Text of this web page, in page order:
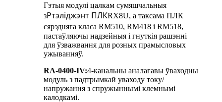
Гэтыя модулі цалкам сумяшчальныя
зРтэліджэнт ПЛКRX8U, а таксама ПЛК
сярэдняга класа RM510, RM418 і RM518,
пастаўляючы надзейныя і гнуткія рашэнні
для ўзважвання для розных прамысловых
ужыванняў.
RA-0400-IV:4-канальны аналагавы ўваходны
модуль з падтрымкай уваходу току/
напружання з спружыннымі клемнымі
калодкамі.